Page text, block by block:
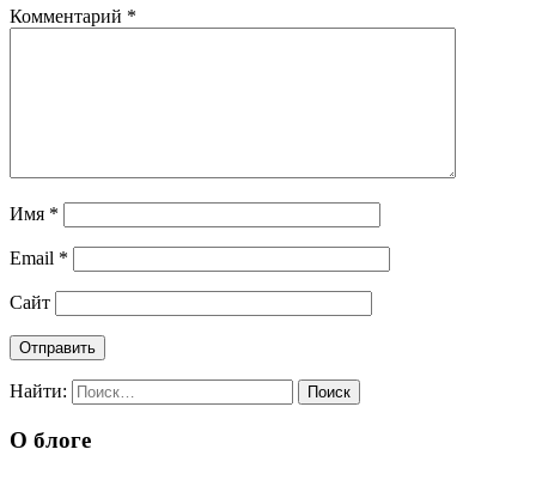
Комментарий *
Имя *
Email *
Сайт
Найти:
О блоге